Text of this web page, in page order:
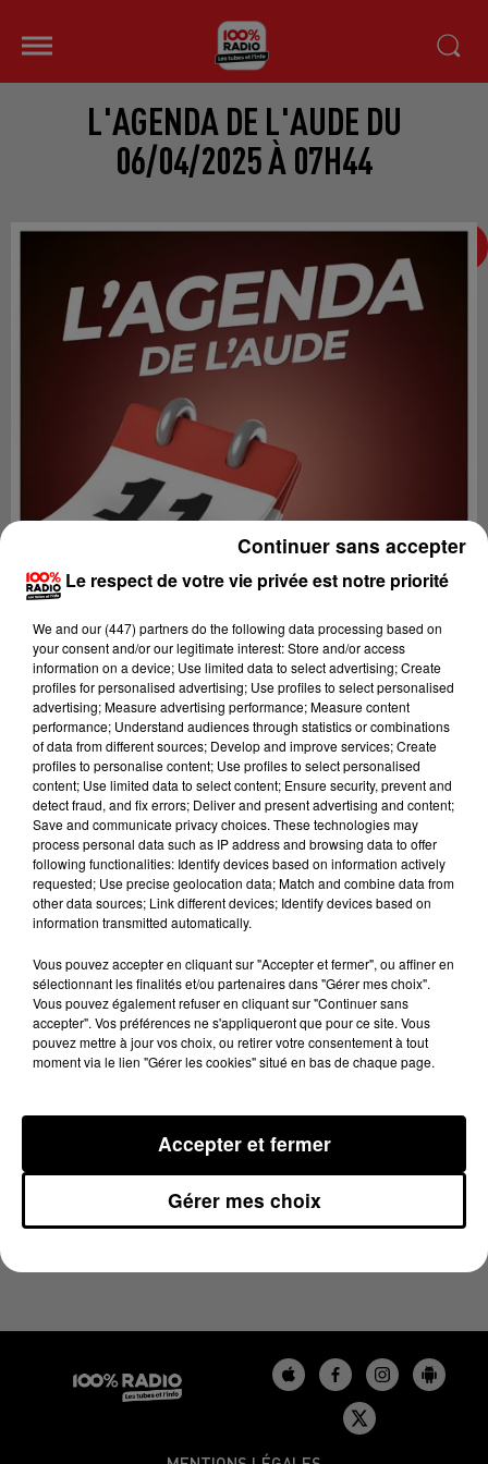
L'AGENDA DE L'AUDE DU
06/04/2025 À 07H44
Lecture (1 min 14 sec)
100%
6 avril 2025 - 1 min 14 sec
L'AGENDA DE L'AUDE DU 06/04/2025 À 07H44
Le respect de votre vie privée est notre priorité
We and our (447) partnersdo the following data processing based on
your consent and/or our legitimate interest: Store and/or access
information on a device; Use limited data to select advertising; Create
profiles for personalised advertising; Use profiles to select personalised
advertising; Measure advertising performance; Measure content
performance; Understand audiences through statistics or combinations
of data from different sources; Develop and improve services; Create
profiles to personalise content; Use profiles to select personalised
content; Use limited data to select content; Ensure security, prevent and
detect fraud, and fix errors; Deliver and present advertising and content;
Save and communicate privacy choices. These technologies may
process personal data such as IP address and browsing data to offer
following functionalities: Identify devices based on information actively
requested; Use precise geolocation data; Match and combine data from
other data sources; Link different devices; Identify devices based on
information transmitted automatically.
Vous pouvez accepter en cliquant sur "Accepter et fermer", ou affiner en
sélectionnant les finalités et/ou partenaires dans "Gérer mes choix".
Vous pouvez également refuser en cliquant sur "Continuer sans
accepter". Vos préférences ne s'appliqueront que pour ce site. Vous
pouvez mettre à jour vos choix, ou retirer votre consentement à tout
moment via le lien "Gérer les cookies" situé en bas de chaque page.
Gérer mes choix
Accepter et fermer
Continuer sans accepter